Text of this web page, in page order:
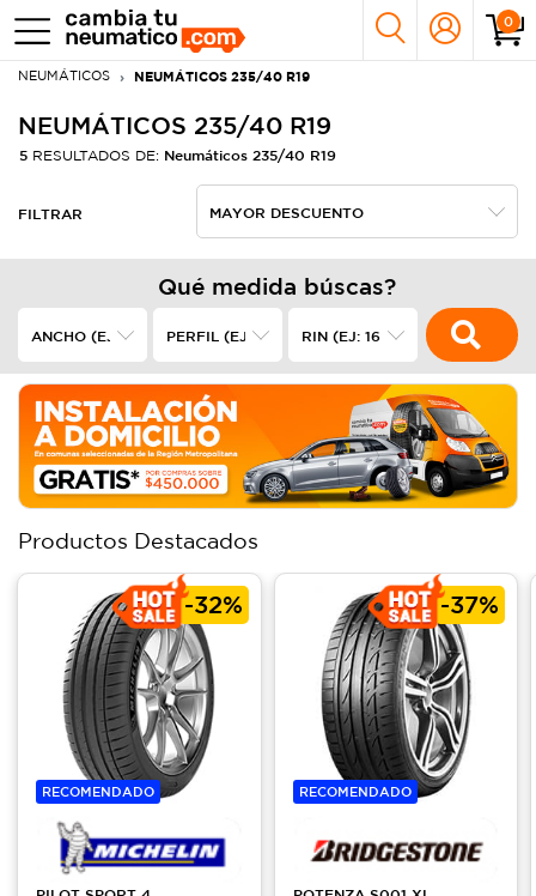
0
NEUMÁTICOS NEUMÁTICOS 235/40 R19
NEUMÁTICOS 235/40 R19
5 RESULTADOS DE: Neumáticos 235/40 R19
FILTRAR
Qué medida búscas?
Productos Destacados
-32%
RECOMENDADO
-37%
RECOMENDADO